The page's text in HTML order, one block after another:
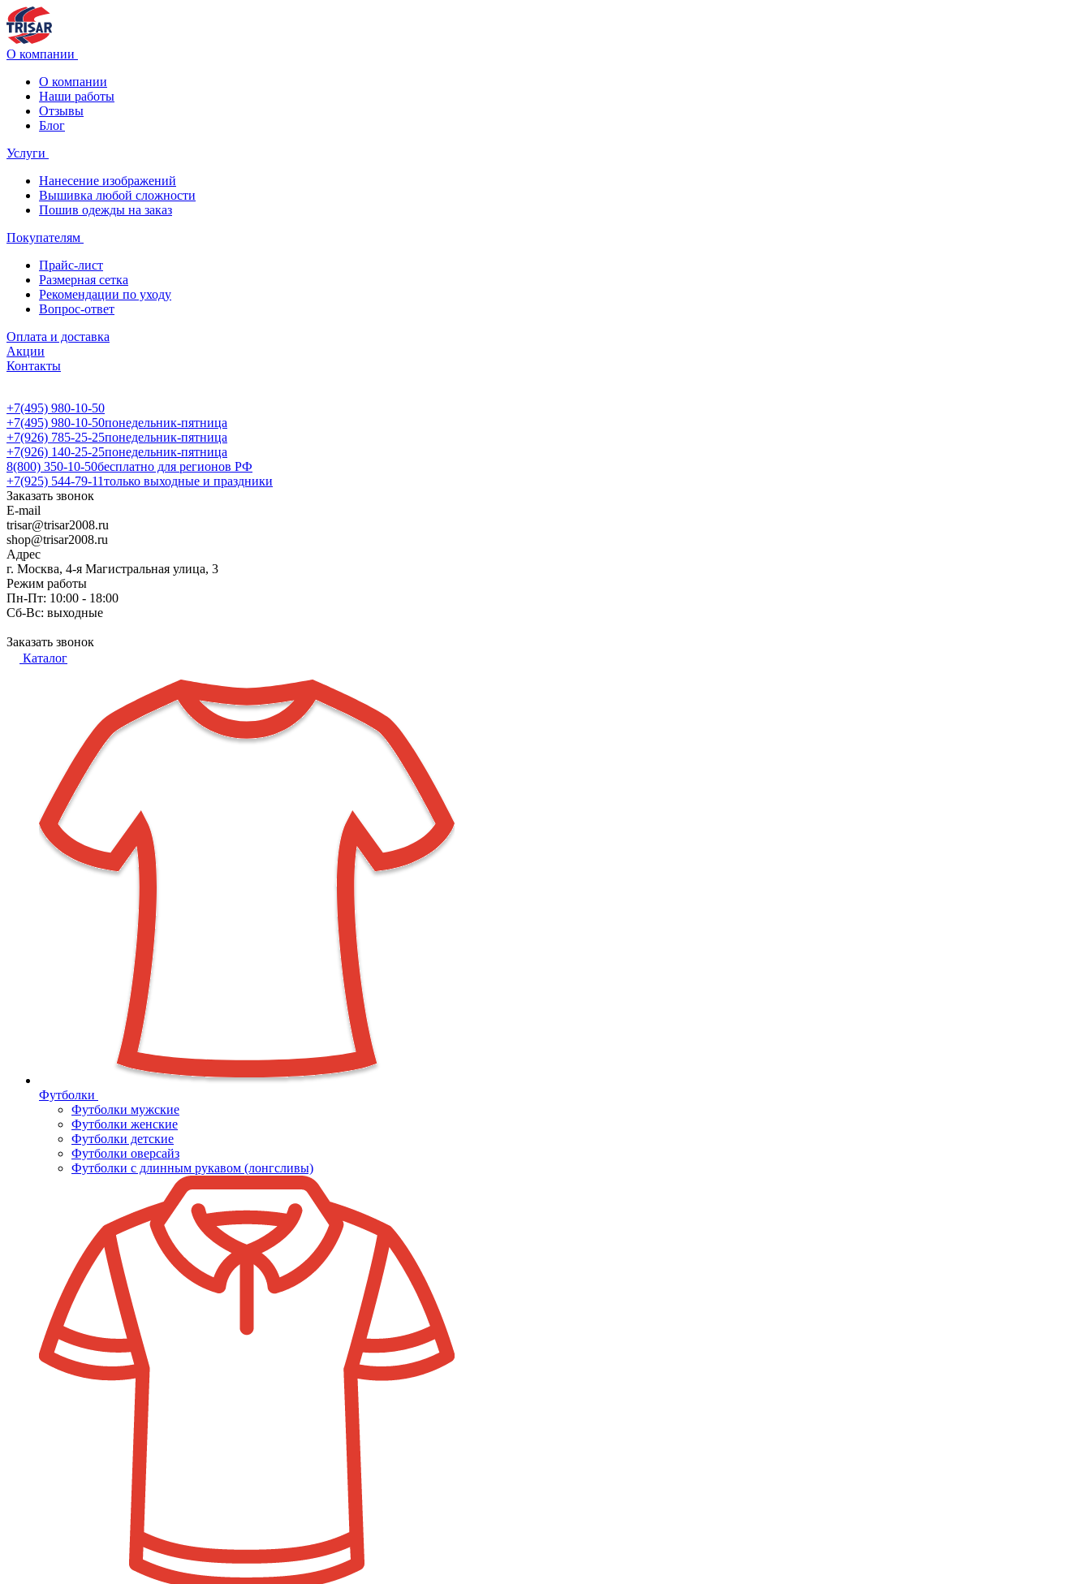
О компании
О компании
Наши работы
Отзывы
Блог
Услуги
Нанесение изображений
Вышивка любой сложности
Пошив одежды на заказ
Покупателям
Прайс-лист
Размерная сетка
Рекомендации по уходу
Вопрос-ответ
Оплата и доставка
Акции
Контакты
+7(495) 980-10-50
+7(495) 980-10-50понедельник-пятница
+7(926) 785-25-25понедельник-пятница
+7(926) 140-25-25понедельник-пятница
8(800) 350-10-50бесплатно для регионов РФ
+7(925) 544-79-11только выходные и праздники
Заказать звонок
E-mail
trisar@trisar2008.ru
shop@trisar2008.ru
Адрес
г. Москва, 4-я Магистральная улица, 3
Режим работы
Пн-Пт: 10:00 - 18:00
Сб-Вс: выходные
Заказать звонок
Каталог
Футболки
Футболки мужские
Футболки женские
Футболки детские
Футболки оверсайз
Футболки с длинным рукавом (лонгсливы)